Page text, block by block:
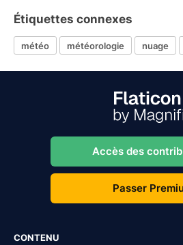
Étiquettes connexes
météo météorologie nuage
Accès des
Passer
CONTENU